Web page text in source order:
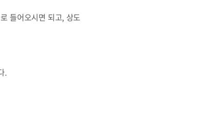
들어오시면 되고, 상도
.